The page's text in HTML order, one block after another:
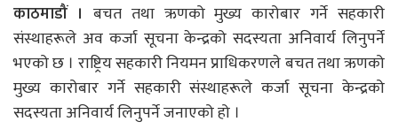
काठमाडौं । बचत तथा ऋणको मुख्य कारोबार गर्ने सहकारी
संस्थाहरूले अव कर्जा सूचना केन्द्रको सदस्यता अनिवार्य लिनुपर्ने
भएको छ । राष्ट्रिय सहकारी नियमन प्राधिकरणले बचत तथा ऋणको
मुख्य कारोबार गर्ने सहकारी संस्थाहरूले कर्जा सूचना केन्द्रको
सदस्यता अनिवार्य लिनुपर्ने जनाएको हो ।